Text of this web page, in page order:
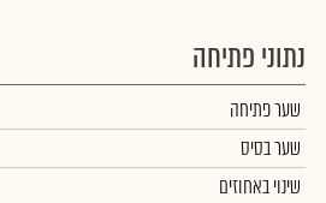
נתוני פתיחה
שער פתיחה
שער בסיס
שינוי באחוזים